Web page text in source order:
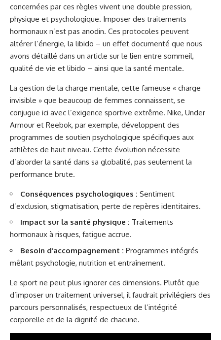
concernées par ces règles vivent une double pression,
physique et psychologique. Imposer des traitements
hormonaux n’est pas anodin. Ces protocoles peuvent
altérer l’énergie, la libido – un effet documenté que nous
avons détaillé dans un article sur le lien entre sommeil,
qualité de vie et libido – ainsi que la santé mentale.
La gestion de la charge mentale, cette fameuse « charge
invisible » que beaucoup de femmes connaissent, se
conjugue ici avec l’exigence sportive extrême. Nike, Under
Armour et Reebok, par exemple, développent des
programmes de soutien psychologique spécifiques aux
athlètes de haut niveau. Cette évolution nécessite
d’aborder la santé dans sa globalité, pas seulement la
performance brute.
Conséquences psychologiques : Sentiment
d’exclusion, stigmatisation, perte de repères identitaires.
Impact sur la santé physique : Traitements
hormonaux à risques, fatigue accrue.
Besoin d’accompagnement : Programmes intégrés
mêlant psychologie, nutrition et entraînement.
Le sport ne peut plus ignorer ces dimensions. Plutôt que
d’imposer un traitement universel, il faudrait privilégiers des
parcours personnalisés, respectueux de l’intégrité
corporelle et de la dignité de chacune.